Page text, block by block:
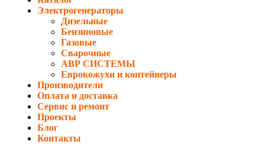
Электрогенераторы
Дизельные
Бензиновые
Газовые
Сварочные
АВР СИСТЕМЫ
Еврокожухи и контейнеры
Производители
Оплата и доставка
Сервис и ремонт
Проекты
Блог
Контакты